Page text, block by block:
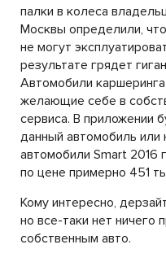
палки в колеса
Москвы определили,
не могут
результате грядет
Автомобили
желающие себе в
сервиса. В приложении
данный автомобиль или
автомобили Smart 2016
по цене примерно 451
Кому интересно,
но все-таки нет ничего
собственным авто.